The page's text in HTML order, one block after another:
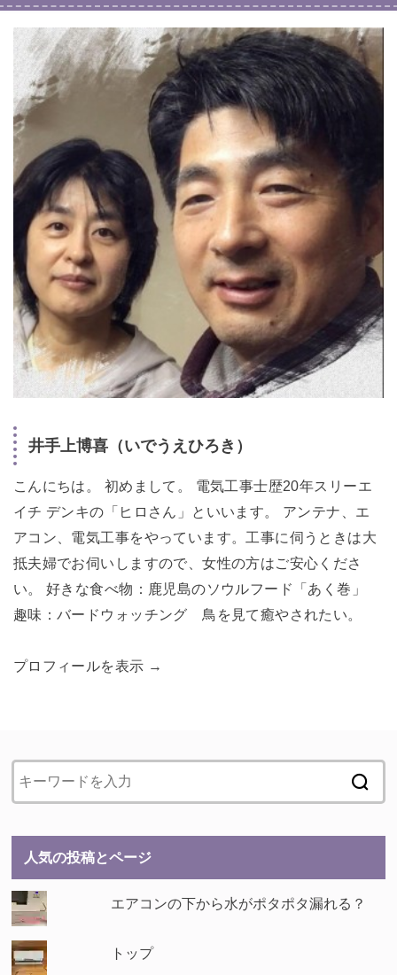
井手上博喜（いでうえひろき）
こんにちは。 初めまして。 電気工事士歴20年スリーエ
イチ デンキの「ヒロさん」といいます。 アンテナ、エ
アコン、電気工事をやっています。工事に伺うときは大
抵夫婦でお伺いしますので、女性の方はご安心くださ
い。 好きな食べ物：鹿児島のソウルフード「あく巻」
趣味：バードウォッチング 鳥を見て癒やされたい。
プロフィールを表示 →
人気の投稿とページ
エアコンの下から水がポタポタ漏れる？
トップ